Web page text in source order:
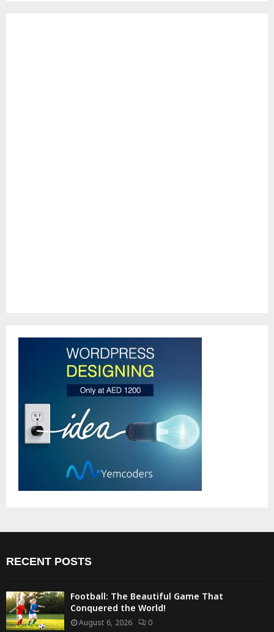
RECENT POSTS
Football: The Beautiful Game That
Conquered the World!
August 6, 2026 0